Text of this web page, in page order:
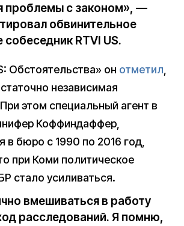
проблемы с законом», —
обвинительное
собеседник RTVI US.
Обстоятельства» он отметил,
независимая
этом специальный агент в
Коффиндаффер,
в бюро с 1990 по 2016 год,
при Коми политическое
стало усиливаться.
вмешиваться в работу
расследований. Я помню,